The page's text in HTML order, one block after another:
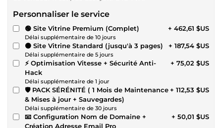
Personnaliser le service
🟢 Site Vitrine Premium (Complet)
Délai supplémentaire de 10 jours
+ 462,61 $US
🟠 Site Vitrine Standard (jusqu'à 3 pages)
Délai supplémentaire de 5 jours
+ 187,54 $US
⚡ Optimisation Vitesse + Sécurité Anti-
Hack
Délai supplémentaire de 1 jour
+ 75,02 $US
🛡️ PACK SÉRÉNITÉ ( 1 Mois de Maintenance
& Mises à jour + Sauvegardes)
Délai supplémentaire de 30 jours
+ 112,53 $US
📧 Configuration Nom de Domaine +
Création Adresse Email Pro
+ 50,01 $US